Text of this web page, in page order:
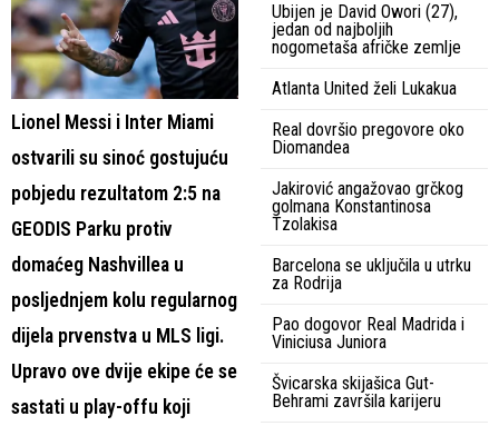
Lionel Messi i Inter Miami
ostvarili su sinoć gostujuću
pobjedu rezultatom 2:5 na
GEODIS Parku protiv
domaćeg Nashvillea u
posljednjem kolu regularnog
dijela prvenstva u MLS ligi.
Upravo ove dvije ekipe će se
sastati u play-offu koji
Ubijen je David Owori (27),
jedan od najboljih
nogometaša afričke zemlje
Atlanta United želi Lukakua
Real dovršio pregovore oko
Diomandea
Jakirović angažovao grčkog
golmana Konstantinosa
Tzolakisa
Barcelona se uključila u utrku
za Rodrija
Pao dogovor Real Madrida i
Viniciusa Juniora
Švicarska skijašica Gut-
Behrami završila karijeru